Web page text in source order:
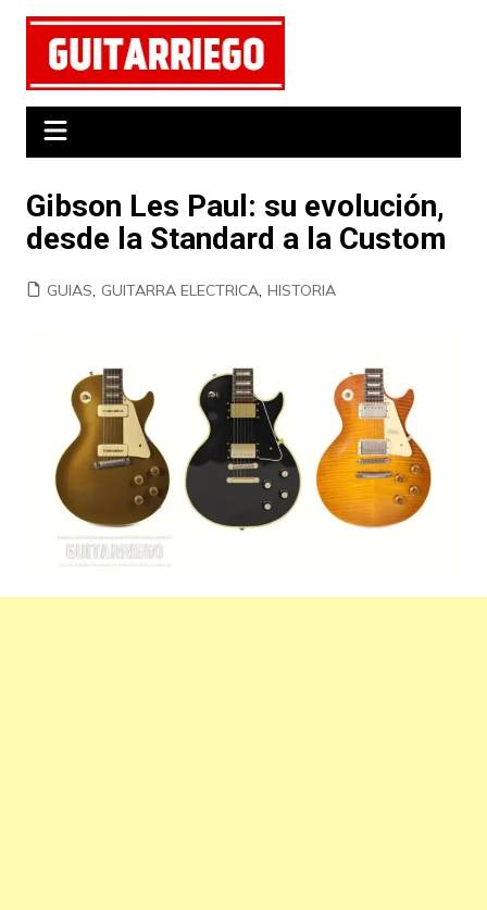
Saltar
contenido
Gibson Les Paul: su evolución,
desde la Standard a la Custom
GUIAS, GUITARRA ELECTRICA, HISTORIA